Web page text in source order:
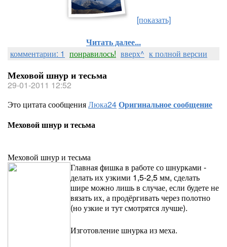
[показать]
Читать далее...
комментарии: 1 понравилось! вверх^ к полной версии
Меховой шнур и тесьма
29-01-2011 12:52
Это цитата сообщенияЛюка24Оригинальное сообщение
Меховой шнур и тесьма
Меховой шнур и тесьма
Главная фишка в работе со шнурками -
делать их узкими 1,5-2,5 мм, сделать
шире можно лишь в случае, если будете не
вязать их, а продёргивать через полотно
(но узкие и тут смотрятся лучше).
Изготовление шнурка из меха.